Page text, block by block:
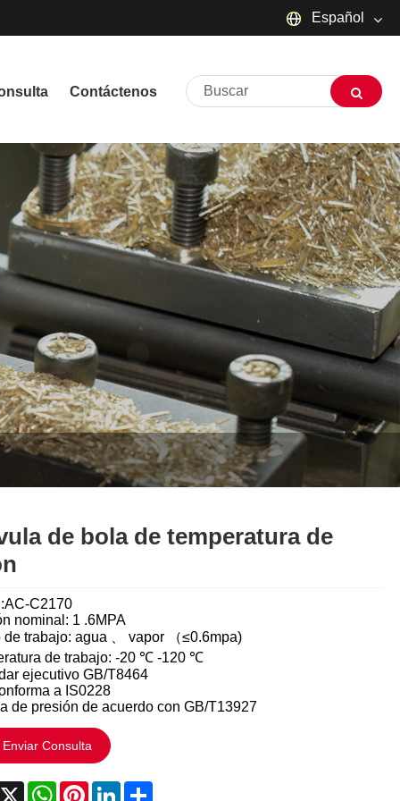
Español
Français
Español
العربية
שפה עברית
Português
Italiano
Polski
Svenska
Dansk
Contáctenos
de bola de temperatura de
C2170
nominal: 1 .6MPA
de trabajo: agua 、 vapor （≤0.6mpa)
de trabajo: -20 ℃ -120 ℃
ejecutivo GB/T8464
a IS0228
de presión de acuerdo con GB/T13927
Enviar Consulta
X WhatsApp
PinterestLinkedInShare